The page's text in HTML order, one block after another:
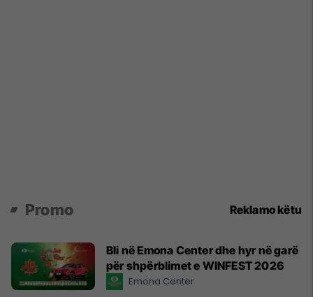
Promo Reklamo këtu
Bli në Emona Center dhe hyr në garë
për shpërblimet e WINFEST 2026
Emona Center